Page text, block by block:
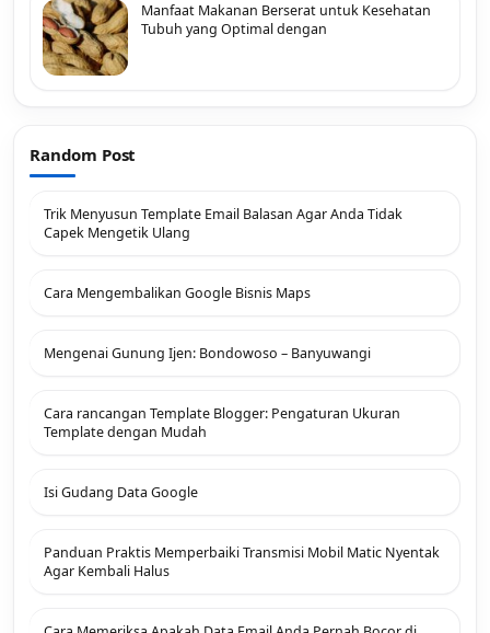
Manfaat Makanan Berserat untuk Kesehatan
Tubuh yang Optimal dengan
Random Post
Trik Menyusun Template Email Balasan Agar Anda Tidak
Capek Mengetik Ulang
Cara Mengembalikan Google Bisnis Maps
Mengenai Gunung Ijen: Bondowoso – Banyuwangi
Cara rancangan Template Blogger: Pengaturan Ukuran
Template dengan Mudah
Isi Gudang Data Google
Panduan Praktis Memperbaiki Transmisi Mobil Matic Nyentak
Agar Kembali Halus